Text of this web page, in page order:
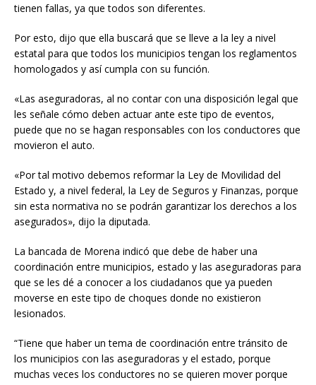
tienen fallas, ya que todos son diferentes.
Por esto, dijo que ella buscará que se lleve a la ley a nivel
estatal para que todos los municipios tengan los reglamentos
homologados y así cumpla con su función.
«Las aseguradoras, al no contar con una disposición legal que
les señale cómo deben actuar ante este tipo de eventos,
puede que no se hagan responsables con los conductores que
movieron el auto.
«Por tal motivo debemos reformar la Ley de Movilidad del
Estado y, a nivel federal, la Ley de Seguros y Finanzas, porque
sin esta normativa no se podrán garantizar los derechos a los
asegurados», dijo la diputada.
La bancada de Morena indicó que debe de haber una
coordinación entre municipios, estado y las aseguradoras para
que se les dé a conocer a los ciudadanos que ya pueden
moverse en este tipo de choques donde no existieron
lesionados.
“Tiene que haber un tema de coordinación entre tránsito de
los municipios con las aseguradoras y el estado, porque
muchas veces los conductores no se quieren mover porque